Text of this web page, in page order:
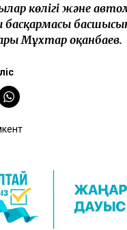
көлігі және
басқармасы
Мұхтар Қоқанбаев.